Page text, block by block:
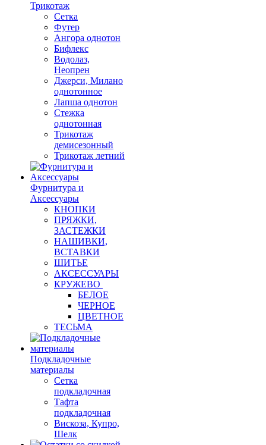
Трикотаж
Сетка
Футер
Ангора однотон
Бифлекс
Водолаз,
Неопрен
Джерси, Милано
однотонное
Лапша однотон
Стежка
однотонная
Трикотаж
демисезонный
Трикотаж летний
Фурнитура и
Аксессуары
КНОПКИ
ПРЯЖКИ,
ЗАСТЕЖКИ
НАШИВКИ,
ВСТАВКИ
ШИТЬЕ
АКСЕССУАРЫ
КРУЖЕВО
БЕЛОЕ
ЧЕРНОЕ
ЦВЕТНОЕ
ТЕСЬМА
Подкладочные
материалы
Сетка
подкладочная
Тафта
подкладочная
Вискоза, Купро,
Шелк